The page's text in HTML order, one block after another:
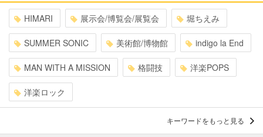
HIMARI 展示会/博覧会/展覧会 堀ちえみ
SUMMER SONIC 美術館/博物館 indigo la End
MAN WITH A MISSION 格闘技 洋楽POPS
洋楽ロック
キーワードをもっと見る